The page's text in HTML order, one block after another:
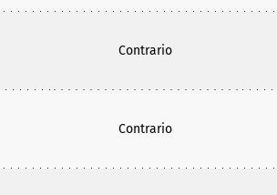
Contrario
Contrario